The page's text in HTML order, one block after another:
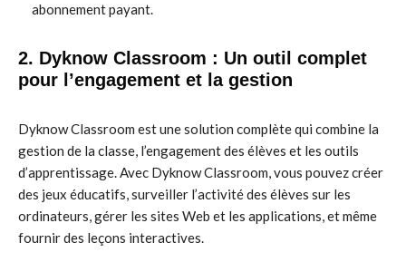
abonnement payant.
2. Dyknow Classroom : Un outil complet
pour l’engagement et la gestion
Dyknow Classroom est une solution complète qui combine la
gestion de la classe, l’engagement des élèves et les outils
d’apprentissage. Avec Dyknow Classroom, vous pouvez créer
des jeux éducatifs, surveiller l’activité des élèves sur les
ordinateurs, gérer les sites Web et les applications, et même
fournir des leçons interactives.